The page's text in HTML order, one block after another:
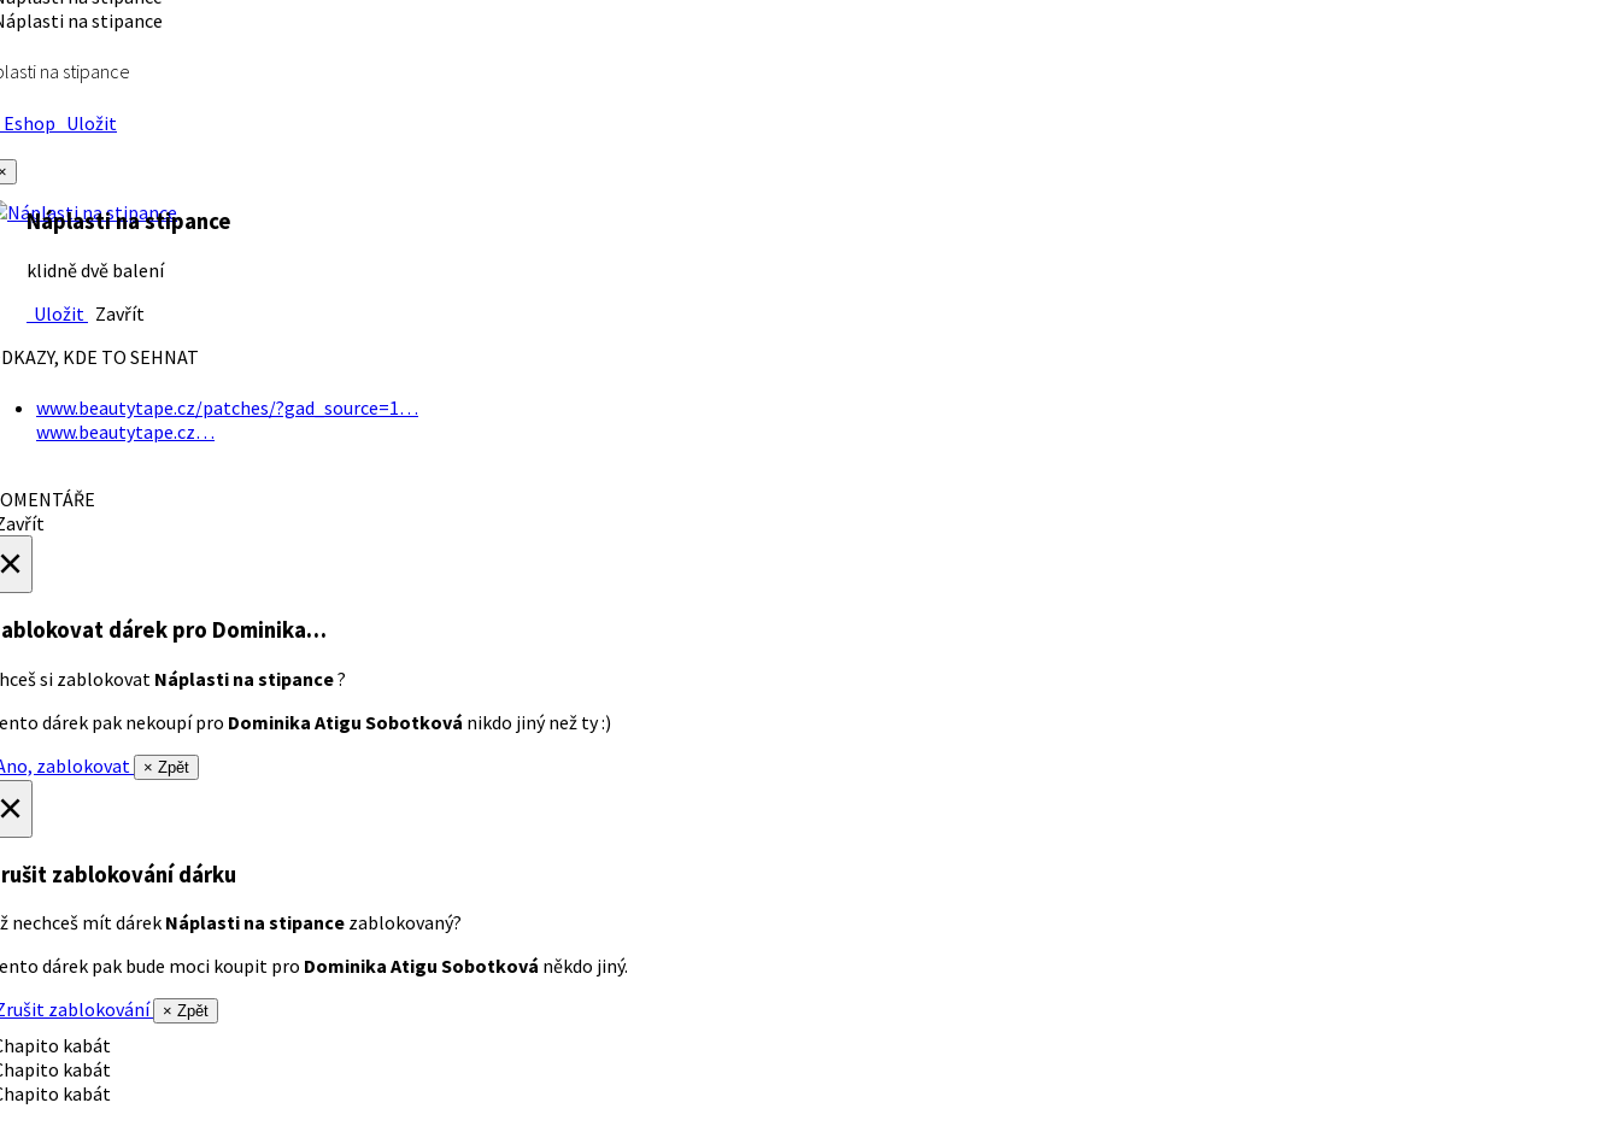
na stipance
Uložit
Náplasti na stipance
klidně dvě balení
Uložit Zavřít
KDE TO SEHNAT
www.beautytape.cz/patches/?gad_source=1…
www.beautytape.cz…
dárek pro Dominika…
si zablokovat Náplasti na stipance?
dárek pak nekoupí pro Dominika Atigu Sobotková nikdo jiný než ty :)
zablokovat
× Zpět
zablokování dárku
nechceš mít dárek Náplasti na stipance zablokovaný?
dárek pak bude moci koupit pro Dominika Atigu Sobotková někdo jiný.
zablokování
× Zpět